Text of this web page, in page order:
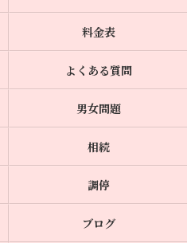
料金表
よくある質問
男女問題
相続
調停
ブログ